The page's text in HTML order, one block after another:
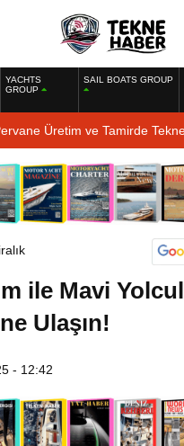
YACHTS
GROUP
SAIL BOATS GROUP
Üretim ve Tamirde
ile Mavi
Ulaşın!
- 12:42